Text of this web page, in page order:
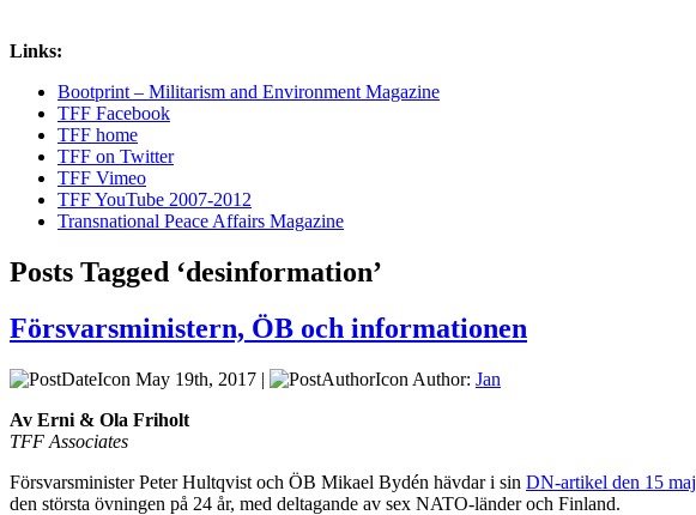
Links:
Bootprint – Militarism and Environment Magazine
TFF Facebook
TFF home
TFF on Twitter
TFF Vimeo
TFF YouTube 2007-2012
Transnational Peace Affairs Magazine
Posts Tagged ‘desinformation’
Försvarsministern, ÖB och informationen
May 19th, 2017 | Author: Jan
Av Erni & Ola Friholt
TFF Associates
Försvarsminister Peter Hultqvist och ÖB Mikael Bydén hävdar i sin DN-artikel den 15 maj
den största övningen på 24 år, med deltagande av sex NATO-länder och Finland.